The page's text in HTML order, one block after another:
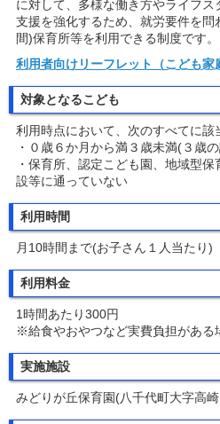
に対して、多様な働き方やライフ
支援を強化するため、就労要件を
間)保育所等を利用できる制度です。
利用者向けリーフレット（こども家
対象となるこども
利用時点において、次のすべてに該
・０歳６か月から満３歳未満(３歳
・保育所、認定こども園、地域型
設等に通っていない
利用時間
月10時間まで(お子さん１人当たり)
利用料金
1時間あたり300円
※給食やおやつなど実費負担がある
実施施設
みどりが丘保育園(八千代町大字高